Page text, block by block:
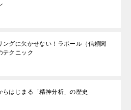
ングに欠かせない！ラポール（信頼関
テクニック
らはじまる「精神分析」の歴史